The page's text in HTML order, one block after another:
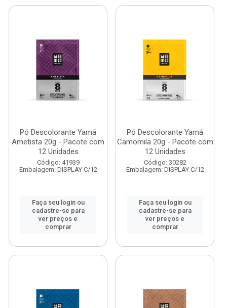
Pó Descolorante Yamá
Ametista 20g - Pacote com
12 Unidades
Código: 41939
Embalagem: DISPLAY C/12
Faça seu login ou
cadastre-se para
ver preços e
comprar
Pó Descolorante Yamá
Camomila 20g - Pacote com
12 Unidades
Código: 30282
Embalagem: DISPLAY C/12
Faça seu login ou
cadastre-se para
ver preços e
comprar